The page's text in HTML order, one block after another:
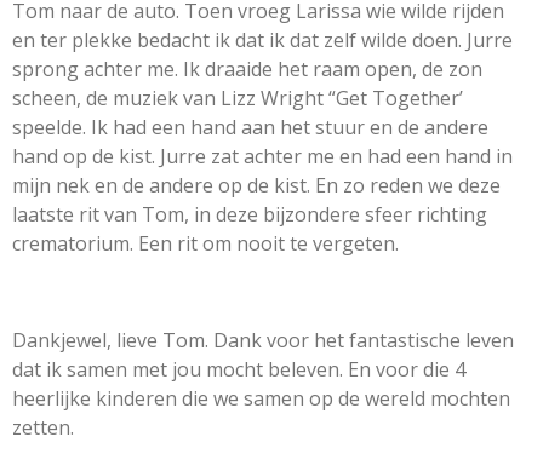
Tom naar de auto. Toen vroeg Larissa wie wilde rijden
en ter plekke bedacht ik dat ik dat zelf wilde doen. Jurre
sprong achter me. Ik draaide het raam open, de zon
scheen, de muziek van Lizz Wright “Get Together’
speelde. Ik had een hand aan het stuur en de andere
hand op de kist. Jurre zat achter me en had een hand in
mijn nek en de andere op de kist. En zo reden we deze
laatste rit van Tom, in deze bijzondere sfeer richting
crematorium. Een rit om nooit te vergeten.
Dankjewel, lieve Tom. Dank voor het fantastische leven
dat ik samen met jou mocht beleven. En voor die 4
heerlijke kinderen die we samen op de wereld mochten
zetten.